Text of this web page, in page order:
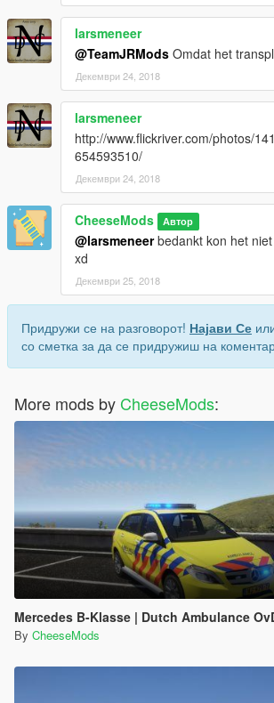
larsmeneer
@TeamJRMods Omdat het
Декември 24, 2018
larsmeneer
http://www.flickriver.com/photos/
654593510/
Декември 24, 2018
CheeseMods Автор
@larsmeneerbedankt kon het
xd
Декември 25, 2018
Придружи се на разговорот! Најави Се
со сметка за да се придружиш на
More mods by CheeseMods:
Mercedes B-Klasse | Dutch Ambulance
By CheeseMods